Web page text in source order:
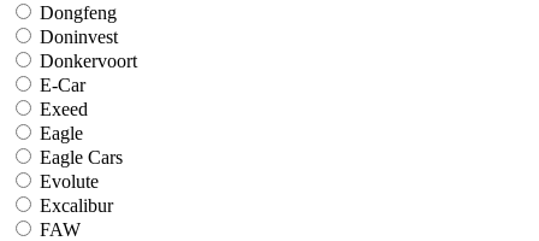
Dongfeng
Doninvest
Donkervoort
E-Car
Exeed
Eagle
Eagle Cars
Evolute
Excalibur
FAW